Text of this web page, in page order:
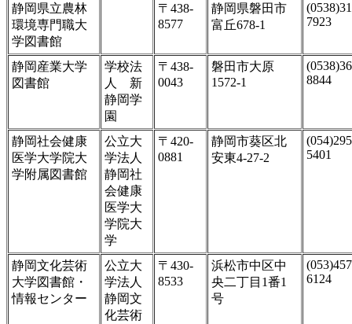
静岡県立農林
環境専門職大
学図書館
〒438-
8577
静岡県磐田市
富丘678-1
7923
静岡産業大学
図書館
学校法
人 新
静岡学
園
〒438-
0043
磐田市大原
1572-1
8844
静岡社会健康
医学大学院大
学附属図書館
公立大
学法人
静岡社
会健康
医学大
学院大
学
〒420-
0881
静岡市葵区北
安東4-27-2
5401
静岡文化芸術
大学図書館・
情報センター
公立大
学法人
静岡文
化芸術
〒430-
8533
浜松市中区中
央二丁目1番1
号
6124